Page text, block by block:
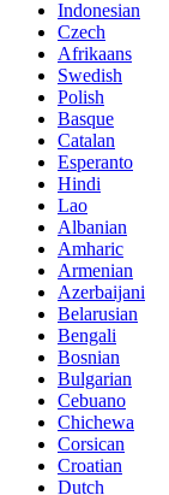
Indonesian
Czech
Afrikaans
Swedish
Polish
Basque
Catalan
Esperanto
Hindi
Lao
Albanian
Amharic
Armenian
Azerbaijani
Belarusian
Bengali
Bosnian
Bulgarian
Cebuano
Chichewa
Corsican
Croatian
Dutch